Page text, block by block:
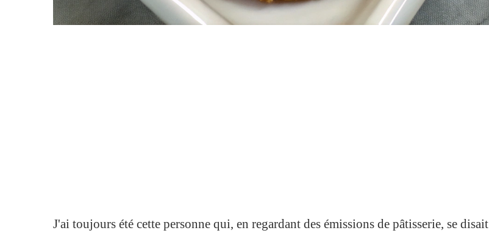
J'ai toujours été cette personne qui, en regardant des émissions de pâtisserie, se disait